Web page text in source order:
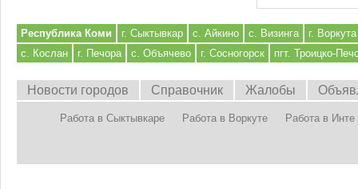
Республика Коми г. Сыктывкар с. Айкино с. Визинга
г. Воркута
с. Кослан
г. Печора с. Объячево г. Сосногорск пгт. Троицко-
Новости городов Справочник Жалобы
Работа в Сыктывкаре Работа в Воркуте Работа в Инте